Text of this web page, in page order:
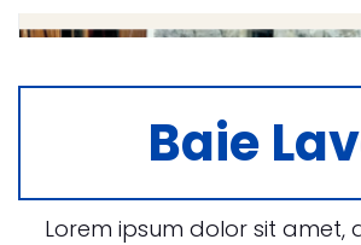
Baie
Lorem ipsum dolor sit amet,